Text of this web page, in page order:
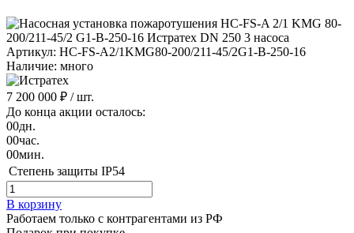
Артикул: HC-FS-A2/1KMG80-200/211-45/2G1-B-250-16
Наличие: много
7 200 000 ₽ / шт.
До конца акции осталось:
00дн.
00час.
00мин.
Степень защиты IP54
В корзину
Работаем только с контрагентами из РФ